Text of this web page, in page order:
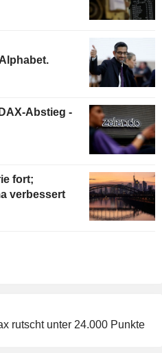
Abstieg -
fort;
verbessert
rutscht unter 24.000 Punkte